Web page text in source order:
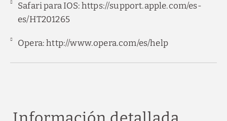
Safari para IOS:https://support.apple.com/es-
es/HT201265
Opera:http://www.opera.com/es/help